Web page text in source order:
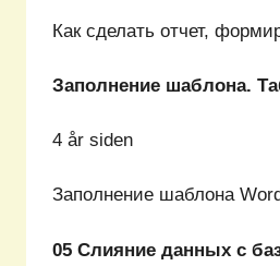
Как сделать отчет,
Заполнение шаблона.
4 år siden
Заполнение шаблона
05 Слияние данных с